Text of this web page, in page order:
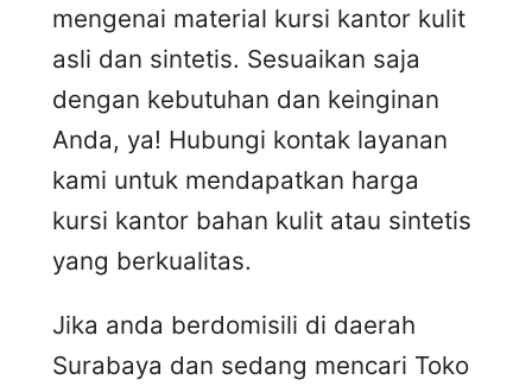
mengenai material kursi kantor kulit
asli dan sintetis. Sesuaikan saja
dengan kebutuhan dan keinginan
Anda, ya! Hubungi kontak layanan
kami untuk mendapatkan harga
kursi kantor bahan kulit atau sintetis
yang berkualitas.
Jika anda berdomisili di daerah
Surabaya dan sedang mencari Toko